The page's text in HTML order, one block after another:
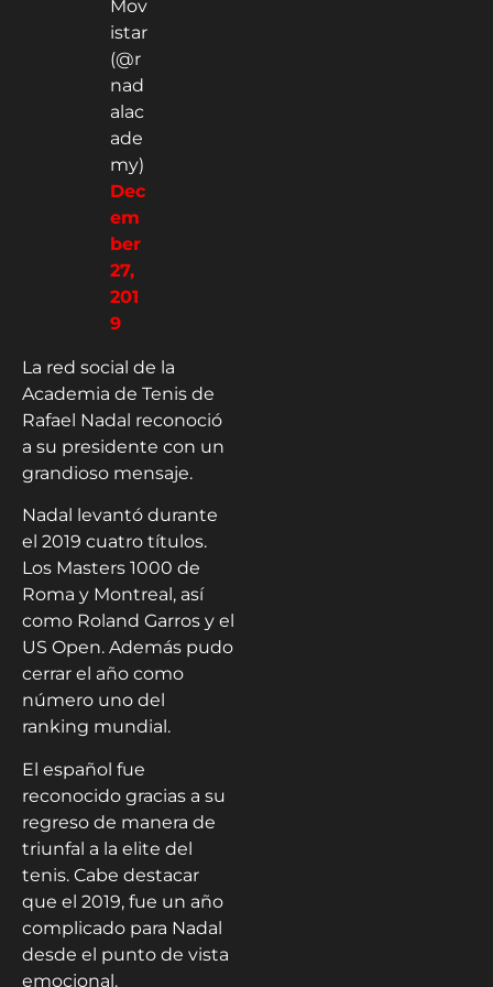
Mov
istar
(@r
nad
alac
ade
my)
Dec
em
ber
27,
201
9
La red social de la
Academia de Tenis de
Rafael Nadal reconoció
a su presidente con un
grandioso mensaje.
Nadal levantó durante
el 2019 cuatro títulos.
Los Masters 1000 de
Roma y Montreal, así
como Roland Garros y el
US Open. Además pudo
cerrar el año como
número uno del
ranking mundial.
El español fue
reconocido gracias a su
regreso de manera de
triunfal a la elite del
tenis. Cabe destacar
que el 2019, fue un año
complicado para Nadal
desde el punto de vista
emocional.